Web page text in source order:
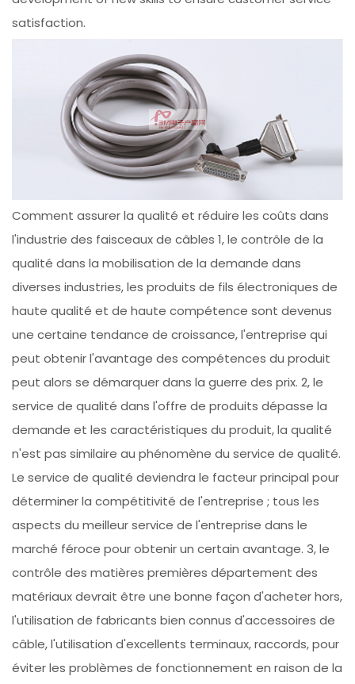
satisfaction.
Comment assurer la qualité et réduire les coûts dans
l'industrie des faisceaux de câbles 1, le contrôle de la
qualité dans la mobilisation de la demande dans
diverses industries, les produits de fils électroniques de
haute qualité et de haute compétence sont devenus
une certaine tendance de croissance, l'entreprise qui
peut obtenir l'avantage des compétences du produit
peut alors se démarquer dans la guerre des prix. 2, le
service de qualité dans l'offre de produits dépasse la
demande et les caractéristiques du produit, la qualité
n'est pas similaire au phénomène du service de qualité.
Le service de qualité deviendra le facteur principal pour
déterminer la compétitivité de l'entreprise ; tous les
aspects du meilleur service de l'entreprise dans le
marché féroce pour obtenir un certain avantage. 3, le
contrôle des matières premières département des
matériaux devrait être une bonne façon d'acheter hors,
l'utilisation de fabricants bien connus d'accessoires de
câble, l'utilisation d'excellents terminaux, raccords, pour
éviter les problèmes de fonctionnement en raison de la